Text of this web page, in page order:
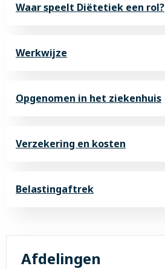
Waar speelt Diëtetiek een rol?
Werkwijze
Opgenomen in het ziekenhuis
Verzekering en kosten
Belastingaftrek
Afdelingen